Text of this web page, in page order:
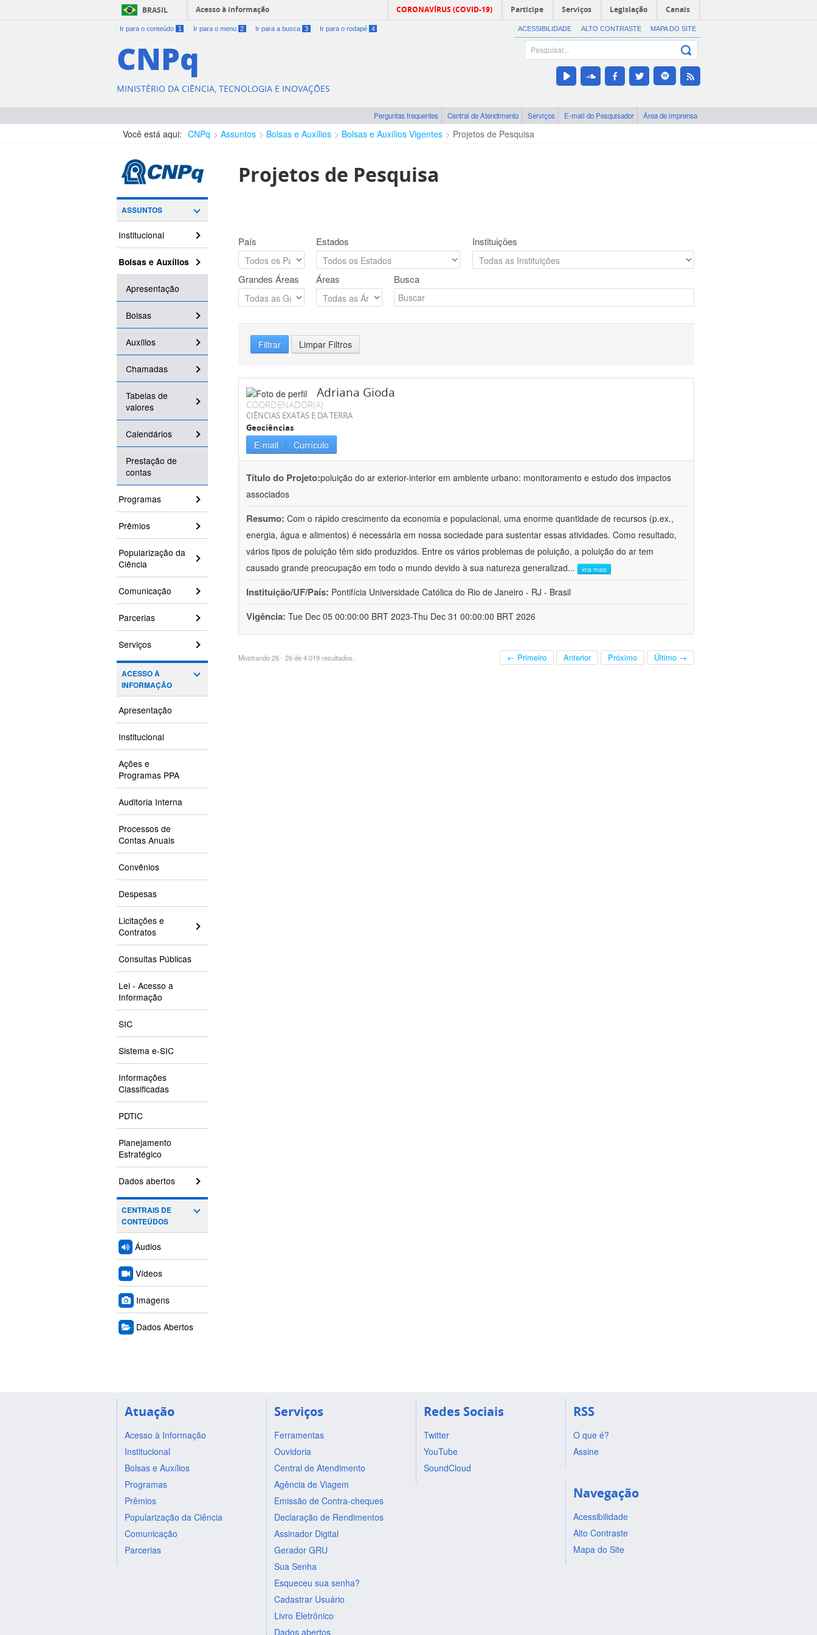
BRASIL Acesso à informação CORONAVÍRUS (COVID-19) Participe Serviços Legislação Canais
Ir para o conteúdo 1 Ir para o menu 2 Ir para a busca 3 Ir para o rodapé 4 ACESSIBILIDADE ALTO CONTRASTE MAPA DO SITE
CNPq
MINISTÉRIO DA CIÊNCIA, TECNOLOGIA E INOVAÇÕES
Perguntas frequentes Central de Atendimento Serviços E-mail do Pesquisador Área de imprensa
Você está aqui: CNPq Assuntos Bolsas e Auxílios Bolsas e Auxílios Vigentes Projetos de Pesquisa
ASSUNTOS
Institucional
Bolsas e Auxílios
Apresentação
Bolsas
Auxílios
Chamadas
Tabelas de
valores
Calendários
Prestação de
contas
Programas
Prêmios
Popularização da
Ciência
Comunicação
Parcerias
Serviços
ACESSO À
INFORMAÇÃO
Apresentação
Institucional
Ações e
Programas PPA
Auditoria Interna
Processos de
Contas Anuais
Convênios
Despesas
Licitações e
Contratos
Consultas Públicas
Lei - Acesso a
Informação
SIC
Sistema e-SIC
Informações
Classificadas
PDTIC
Planejamento
Estratégico
Dados abertos
CENTRAIS DE
CONTEÚDOS
Áudios
Vídeos
Imagens
Dados Abertos
Projetos de Pesquisa
País Estados Instituições
Grandes Áreas Áreas Busca
Filtrar Limpar Filtros
Adriana Gioda
COORDENADOR(A)
CIÊNCIAS EXATAS E DA TERRA
Geociências
E-mail Currículo
Título do Projeto:poluição do ar exterior-interior em ambiente urbano: monitoramento e estudo dos impactos
associados
Resumo: Com o rápido crescimento da economia e populacional, uma enorme quantidade de recursos (p.ex.,
energia, água e alimentos) é necessária em nossa sociedade para sustentar essas atividades. Como resultado,
vários tipos de poluição têm sido produzidos. Entre os vários problemas de poluição, a poluição do ar tem
causado grande preocupação em todo o mundo devido à sua natureza generalizad... leia mais
Instituição/UF/País: Pontifícia Universidade Católica do Rio de Janeiro - RJ - Brasil
Vigência: Tue Dec 05 00:00:00 BRT 2023-Thu Dec 31 00:00:00 BRT 2026
Mostrando 26 - 26 de 4.019 resultados. ← Primeiro Anterior Próximo Último →
Atuação
Acesso à Informação
Institucional
Bolsas e Auxílios
Programas
Prêmios
Popularização da Ciência
Comunicação
Parcerias
Serviços
Ferramentas
Ouvidoria
Central de Atendimento
Agência de Viagem
Emissão de Contra-cheques
Declaração de Rendimentos
Assinador Digital
Gerador GRU
Sua Senha
Esqueceu sua senha?
Cadastrar Usuário
Livro Eletrônico
Dados abertos
Redes Sociais
Twitter
YouTube
SoundCloud
RSS
O que é?
Assine
Navegação
Acessibilidade
Alto Contraste
Mapa do Site